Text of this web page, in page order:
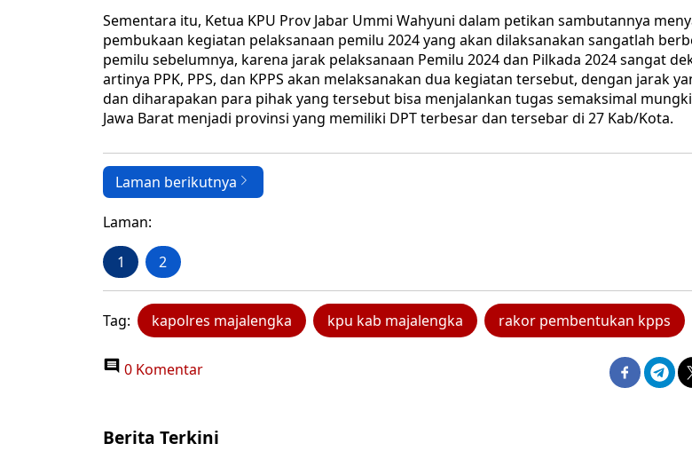
Sementara itu, Ketua KPU Prov Jabar Ummi Wahyuni dalam petikan sambutannya
pembukaan kegiatan pelaksanaan pemilu 2024 yang akan dilaksanakan sangatlah
pemilu sebelumnya, karena jarak pelaksanaan Pemilu 2024 dan Pilkada 2024 sangat
artinya PPK, PPS, dan KPPS akan melaksanakan dua kegiatan tersebut, dengan jarak
dan diharapakan para pihak yang tersebut bisa menjalankan tugas semaksimal
Jawa Barat menjadi provinsi yang memiliki DPT terbesar dan tersebar di 27 Kab/Kota.
Laman berikutnya
Laman:
1 2
Tag: kapolres majalengka kpu kab majalengka rakor pembentukan kpps
0 Komentar
Berita Terkini